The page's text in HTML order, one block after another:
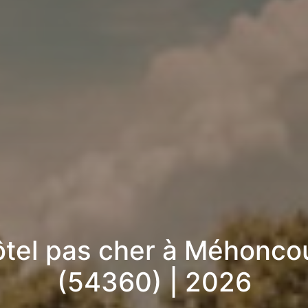
pas cher à
(54360) | 2026